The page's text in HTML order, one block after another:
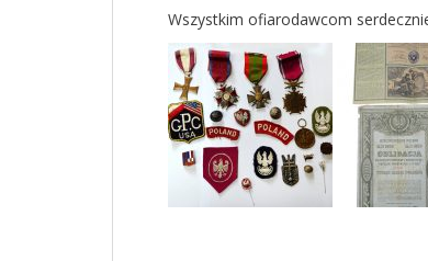
Wszystkim ofiarodawcom